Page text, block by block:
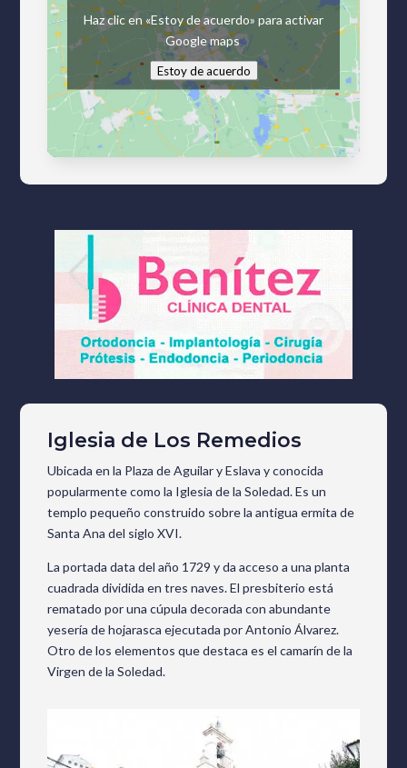
Haz clic en «Estoy de acuerdo» para activar
Google maps
Estoy de acuerdo
Iglesia de Los Remedios
Ubicada en la Plaza de Aguilar y Eslava y conocida
popularmente como la Iglesia de la Soledad. Es un
templo pequeño construido sobre la antigua ermita de
Santa Ana del siglo XVI.
La portada data del año 1729 y da acceso a una planta
cuadrada dividida en tres naves. El presbiterio está
rematado por una cúpula decorada con abundante
yesería de hojarasca ejecutada por Antonio Álvarez.
Otro de los elementos que destaca es el camarín de la
Virgen de la Soledad.